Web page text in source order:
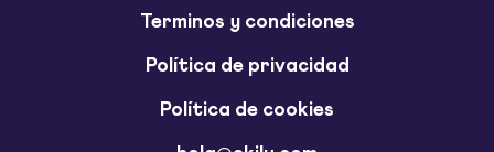
Terminos y condiciones
Política de privacidad
Política de cookies